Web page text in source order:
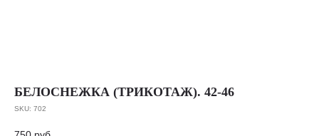
БЕЛОСНЕЖКА (ТРИКОТАЖ). 42-46
SKU: 702